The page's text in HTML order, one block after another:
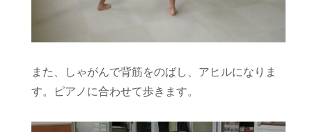
また、しゃがんで背筋をのばし、アヒルになりま
す。ピアノに合わせて歩きます。